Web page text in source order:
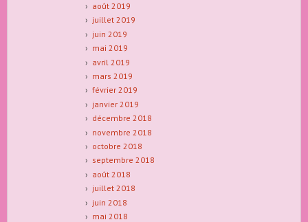
août 2019
juillet 2019
juin 2019
mai 2019
avril 2019
mars 2019
février 2019
janvier 2019
décembre 2018
novembre 2018
octobre 2018
septembre 2018
août 2018
juillet 2018
juin 2018
mai 2018